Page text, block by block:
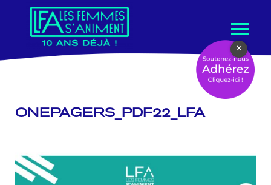
contenu
ONEPAGERS_PDF22_LFA
×